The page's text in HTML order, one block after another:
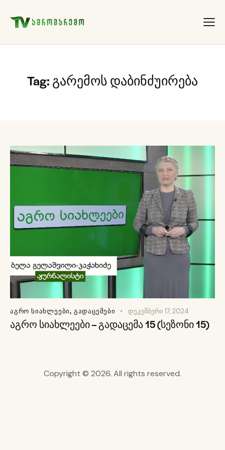
Tag: გარემოს დაბინძუირება
ᲐᲒᲠᲝ ᲡᲘᲐᲮᲚᲔᲔᲑᲘ, ᲒᲐᲓᲐᲪᲔᲛᲔᲑᲘ დეკემბერი 17, 2024
აგრო სიახლეები – გადაცემა 15 (სეზონი 15)
Copyright © 2026. All rights reserved.